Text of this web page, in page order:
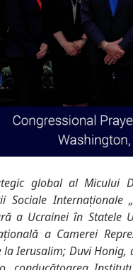
global al Micului
Sociale Internaționale
a Ucrainei în Statele
a Camerei
Ierusalim; Duvi